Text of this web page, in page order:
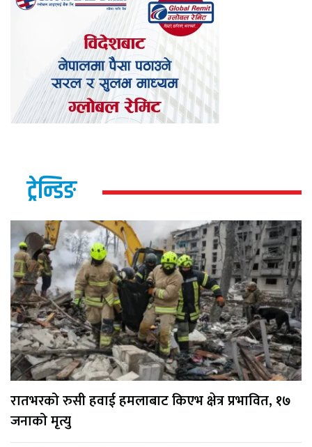
ट्रेन्डिङ
रातभरको रुसी हवाई हमलाबाट किएभ क्षेत्र प्रभावित, १७
जनाको मृत्यु